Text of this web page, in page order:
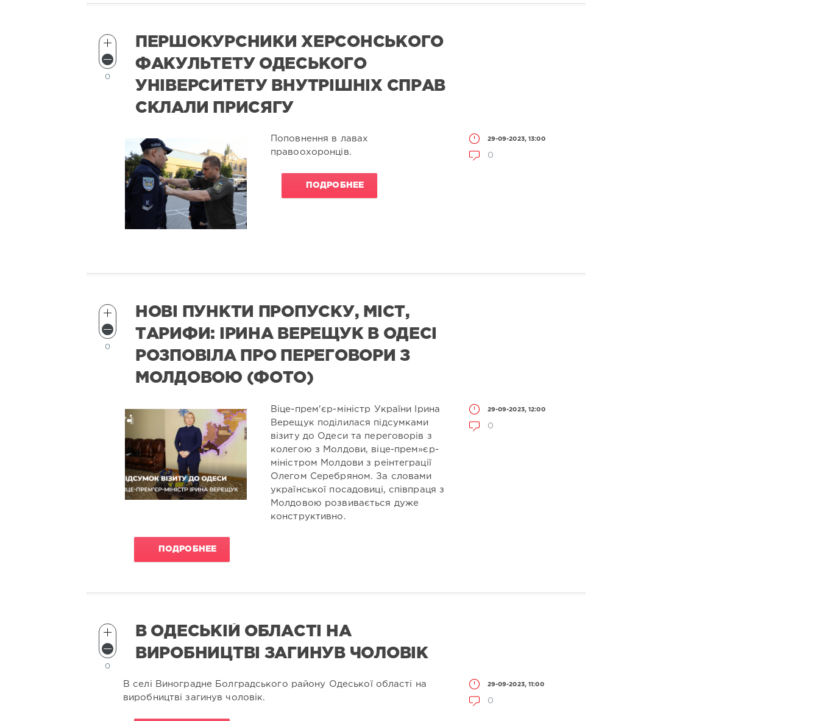
ПЕРШОКУРСНИКИ ХЕРСОНСЬКОГО
ФАКУЛЬТЕТУ ОДЕСЬКОГО
УНІВЕРСИТЕТУ ВНУТРІШНІХ СПРАВ
СКЛАЛИ ПРИСЯГУ
29-09-2023, 13:00
0
0
Поповнення в лавах
правоохоронців.
ПОДРОБНЕЕ
НОВІ ПУНКТИ ПРОПУСКУ, МІСТ,
ТАРИФИ: ІРИНА ВЕРЕЩУК В ОДЕСІ
РОЗПОВІЛА ПРО ПЕРЕГОВОРИ З
МОЛДОВОЮ (ФОТО)
29-09-2023, 12:00
0
0
Віце-прем'єр-міністр України Ірина
Верещук поділилася підсумками
візиту до Одеси та переговорів з
колегою з Молдови, віце-прем»єр-
міністром Молдови з реінтеграції
Олегом Серебряном. За словами
української посадовиці, співпраця з
Молдовою розвивається дуже
конструктивно.
ПОДРОБНЕЕ
В ОДЕСЬКІЙ ОБЛАСТІ НА
ВИРОБНИЦТВІ ЗАГИНУВ ЧОЛОВІК
29-09-2023, 11:00
0
0
В селі Виноградне Болградського району Одеської області на
виробництві загинув чоловік.